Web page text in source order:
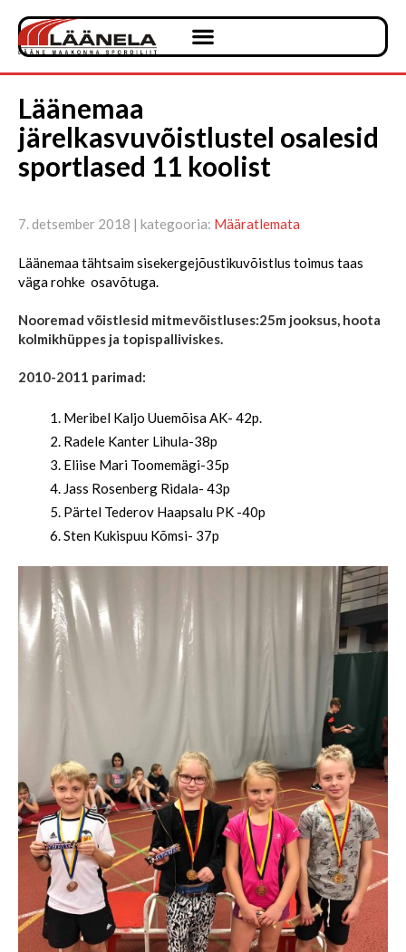
Läänemaa
järelkasvuvõistlustel osalesid
sportlased 11 koolist
7. detsember 2018 | kategooria: Määratlemata
Läänemaa tähtsaim sisekergejõustikuvõistlus toimus taas
väga rohke osavõtuga.
Nooremad võistlesid mitmevõistluses:25m jooksus, hoota
kolmikhüppes ja topispalliviskes.
2010-2011 parimad:
Meribel Kaljo Uuemõisa AK- 42p.
Radele Kanter Lihula-38p
Eliise Mari Toomemägi-35p
Jass Rosenberg Ridala- 43p
Pärtel Tederov Haapsalu PK -40p
Sten Kukispuu Kõmsi- 37p